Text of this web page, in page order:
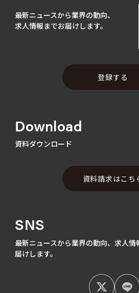
最新ニュースから業界の動向、
求人情報までお届けします。
登録する
Download
資料ダウンロード
資料請求はこち
SNS
最新ニュースから業界の動向、 求人情
届けします。